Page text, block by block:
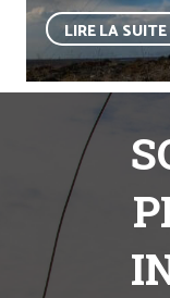
LIRE LA SUITE